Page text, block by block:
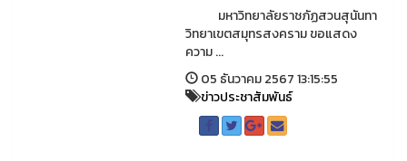
มหาวิทยาลัยราชภัฏสวนสุนันทา
วิทยาเขตสมุทรสงคราม ขอแสดง
ความ ...
05 ธันวาคม 2567 13:15:55
ข่าวประชาสัมพันธ์